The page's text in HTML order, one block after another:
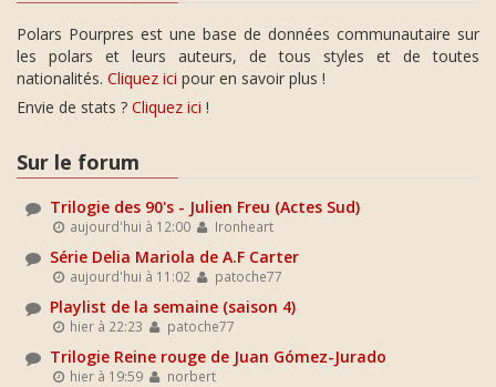
Polars Pourpres est une base de données communautaire sur
les polars et leurs auteurs, de tous styles et de toutes
nationalités. Cliquez ici pour en savoir plus !
Envie de stats ? Cliquez ici !
Sur le forum
Trilogie des 90's - Julien Freu (Actes Sud)
aujourd'hui à 12:00 Ironheart
Série Delia Mariola de A.F Carter
aujourd'hui à 11:02 patoche77
Playlist de la semaine (saison 4)
hier à 22:23 patoche77
Trilogie Reine rouge de Juan Gómez-Jurado
hier à 19:59 norbert